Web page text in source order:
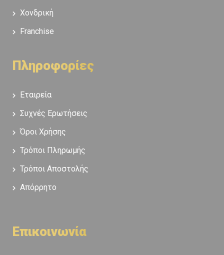
Χονδρική
Franchise
Πληροφορίες
Εταιρεία
Συχνές Ερωτήσεις
Όροι Χρήσης
Τρόποι Πληρωμής
Τρόποι Αποστολής
Απόρρητο
Επικοινωνία